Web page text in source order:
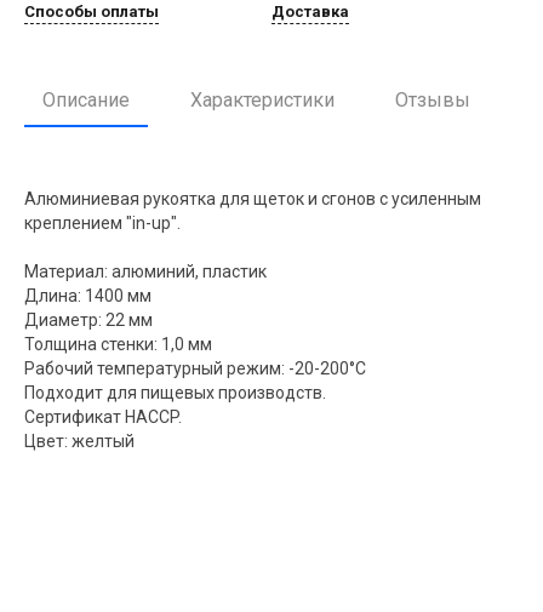
Способы оплаты Доставка
Описание Характеристики Отзывы
Алюминиевая рукоятка для щеток и сгонов с усиленным
креплением "in-up".
Материал: алюминий, пластик
Длина: 1400 мм
Диаметр: 22 мм
Толщина стенки: 1,0 мм
Рабочий температурный режим: -20-200°C
Подходит для пищевых производств.
Сертификат HACCP.
Цвет: желтый